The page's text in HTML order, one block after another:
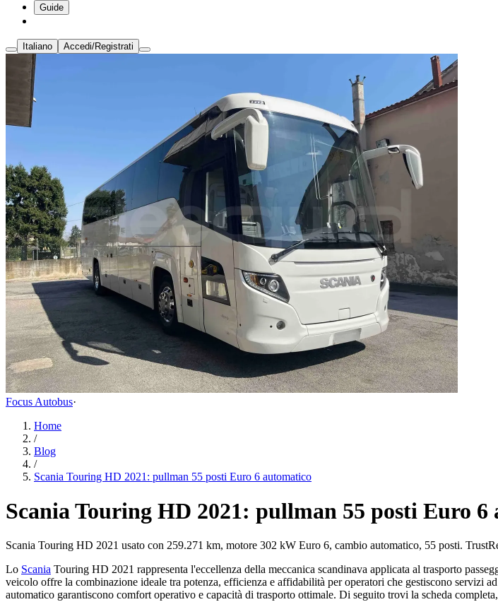
Guide
Italiano Accedi/Registrati
Focus Autobus·
Home
/
Blog
/
Scania Touring HD 2021: pullman 55 posti Euro 6 automatico
Scania Touring HD 2021: pullman 55 posti Euro 6
Scania Touring HD 2021 usato con 259.271 km, motore 302 kW Euro 6, cambio automatico, 55 posti.
Lo Scania Touring HD 2021 rappresenta l'eccellenza della meccanica scandinava applicata al trasporto
veicolo offre la combinazione ideale tra potenza, efficienza e affidabilità per operatori che gestiscono servizi
automatico garantiscono comfort operativo e capacità di trasporto ottimale. Di seguito trovi la scheda